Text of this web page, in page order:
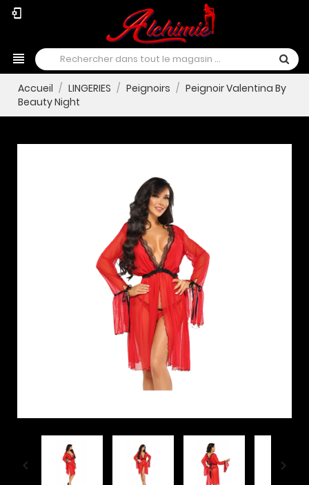
phonelink_setup
view_headline
Accueil LINGERIES Peignoirs
Peignoir Valentina By
Beauty Night
 